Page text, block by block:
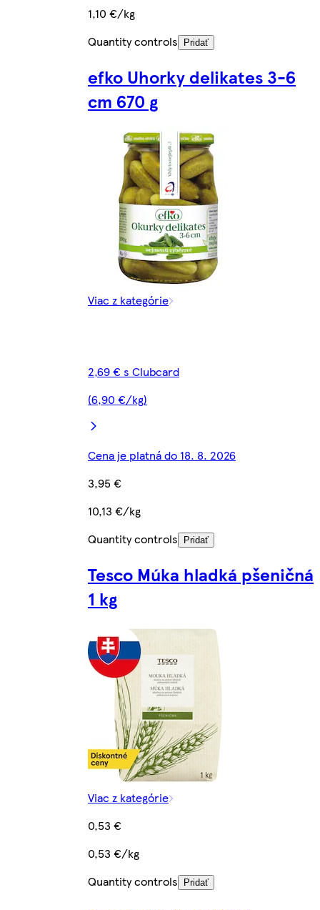
1,10 €/kg
Quantity controls
Pridať
efko Uhorky delikates 3-6
cm 670 g
Viac z kategórie
2,69 € s Clubcard
(6,90 €/kg)
Cena je platná do 18. 8. 2026
3,95 €
10,13 €/kg
Quantity controls
Pridať
Tesco Múka hladká pšeničná
1 kg
Viac z kategórie
0,53 €
0,53 €/kg
Quantity controls
Pridať